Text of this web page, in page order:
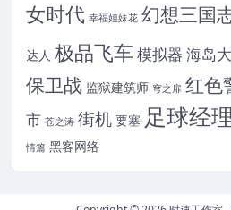
女时代 幸福姐妹花 幻想三国
达人 极品飞车 模拟器 海岛
保卫战 监狱建筑师 穹之扉 红色
市 苍之涛 街机 要塞 足球经理
情篇 黑客网络